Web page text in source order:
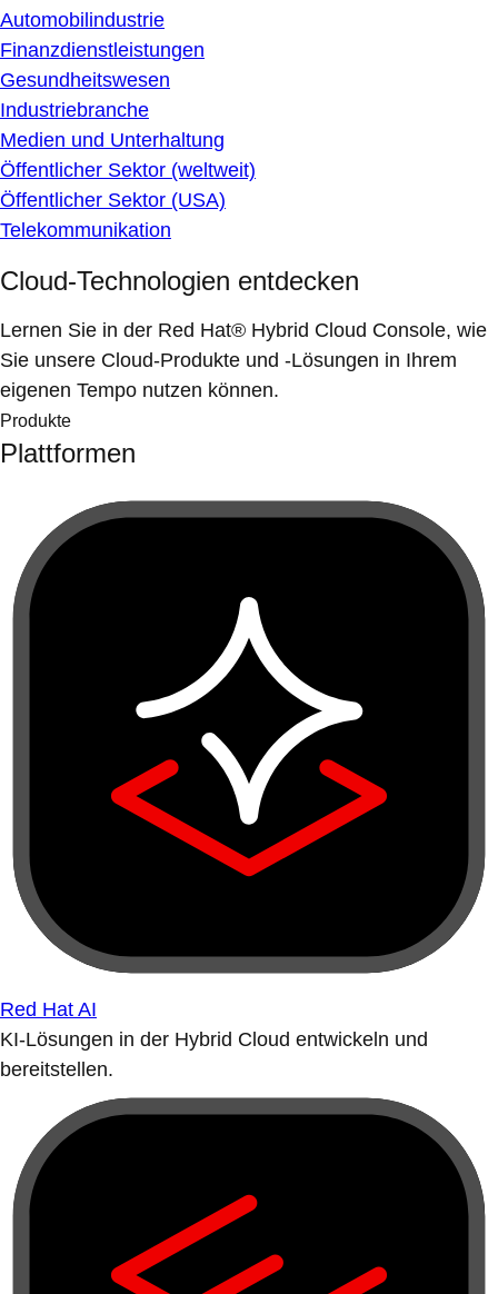
Automobilindustrie
Finanzdienstleistungen
Gesundheitswesen
Industriebranche
Medien und Unterhaltung
Öffentlicher Sektor (weltweit)
Öffentlicher Sektor (USA)
Telekommunikation
Cloud-Technologien entdecken
Lernen Sie in der Red Hat® Hybrid Cloud Console, wie
Sie unsere Cloud-Produkte und -Lösungen in Ihrem
eigenen Tempo nutzen können.
Produkte
Plattformen
Red Hat AI
KI-Lösungen in der Hybrid Cloud entwickeln und
bereitstellen.